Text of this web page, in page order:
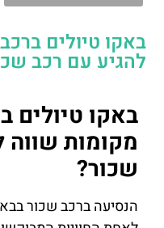
באקו טיולים
להגיע עם רכב
באקו טיולים
מקומות שווה
שכור?